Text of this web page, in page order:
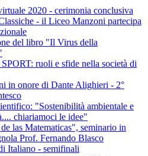
2020 - cerimonia conclusiva
- il Liceo Manzoni partecipa
del libro "Il Virus della
ruoli e sfide nella società di
in onore di Dante Alighieri - 2°
"Sostenibilità ambientale e
chiariamoci le idee"
las Matematicas", seminario in
Prof. Fernando Blasco
Italiano - semifinali